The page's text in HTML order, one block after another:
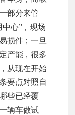
部分来管
心”，现场
损件；一旦
产能，很多
从现在开始
要点对照自
些已经覆
辆车做试